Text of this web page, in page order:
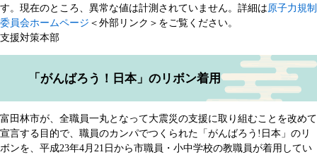
す。現在のところ、異常な値は計測されていません。詳細は原子力規制
委員会ホームページ ＜外部リンク＞ をご覧ください。
支援対策本部
「がんばろう！日本」のリボン着用
富田林市が、全職員一丸となって大震災の支援に取り組むことを改めて
宣言する目的で、職員のカンパでつくられた「がんばろう!日本」のリ
ボンを、平成23年4月21日から市職員・小中学校の教職員が着用してい